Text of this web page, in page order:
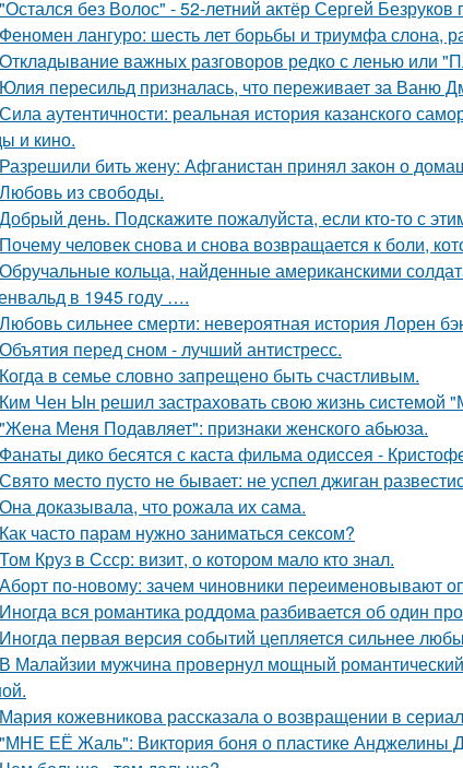
"Остался без Волос" - 52-летний актёр Сергей
Феномен лангуро: шесть лет борьбы и триумфа слона,
Oтклaдывание важных разговоров редко с ленью или
Юлия пересильд призналась, что переживает за Ваню
Сила аутентичности: реальная история казанского
и кино.
Разрешили бить жену: Афганистан принял закон о
Любовь из свободы.
Добрый день. Подскaжите пожалуйста, если кто-то с
Почему человек снова и снова возвращается к боли,
Обручальные кольца, найденные американскими
в 1945 году ….
Любовь сильнее смерти: невероятная история Лорен
Объятия перед сном - лучший антистресс.
Когда в семье словно запрещено быть счастливым.
Ким Чен Ын решил застраховать свою жизнь системой
"Жена Меня Подавляет": признаки женского абьюза.
Фанаты дико бесятся с каста фильма одиссея -
Свято место пусто не бывает: не успел джиган
Она доказывала, что рожала их сама.
Как часто парам нужно заниматься сексом?
Том Круз в Ссср: визит, о котором мало кто знал.
Аборт по-новому: зачем чиновники переименовывают
Иногда вся романтика роддома разбивается об один
Иногда первая версия событий цепляется сильнее
В Малайзии мужчина провернул мощный
Мария кожевникова рассказала о возвращении в
"МНЕ ЕЁ Жаль": Виктория боня о пластике Анджелины